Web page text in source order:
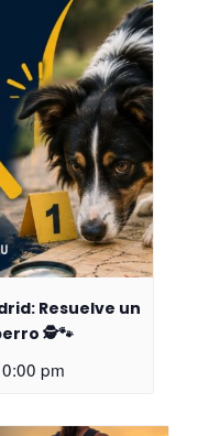
Resuelve un
🕵️🐾
pm